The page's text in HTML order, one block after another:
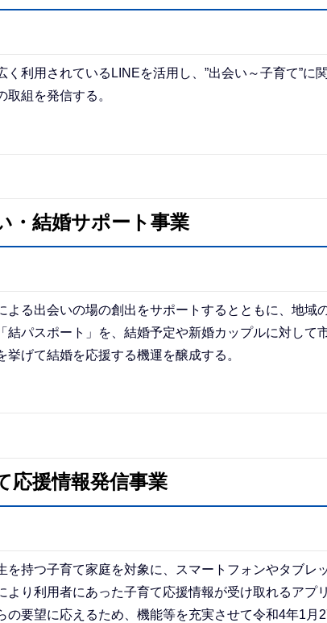
く利用されているLINEを活用し、”出会い～子育て”に
取組を発信する。
・結婚サポート事業
よる出会いの場の創出をサポートするとともに、地域
結パスポート」を、結婚予定や新婚カップルに対して
挙げて結婚を応援する機運を醸成する。
応援情報発信事業
を持つ子育て家庭を対象に、スマートフォンやタブレ
より利用者にあった子育て応援情報が受け取れるアプ
の要望に応えるため、機能等を充実させて令和4年1